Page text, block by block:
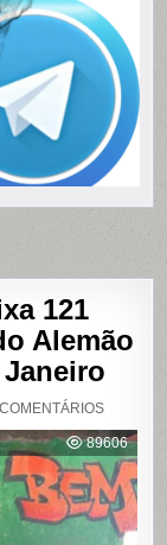
121
Alemão
EM
POLICIAL
DEIXA
121
MORTOS
NOS
DO
ALEMÃO
89606